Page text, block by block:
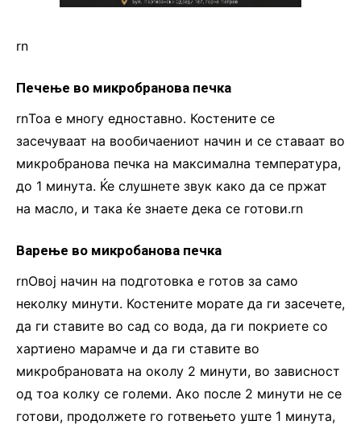
rn
Печење во микробранова печка
rnТоа е многу едноставно. Костените се
засечуваат на вообичаениот начин и се ставаат во
микробранова печка на максимална температура,
до 1 минута. Ќе слушнете звук како да се пржат
на масло, и така ќе знаете дека се готови.rn
Варење во микробанова печка
rnОвој начин на подготовка е готов за само
неколку минути. Костените морате да ги засечете,
да ги ставите во сад со вода, да ги покриете со
хартиено марамче и да ги ставите во
микробрановата на околу 2 минути, во зависност
од тоа колку се големи. Ако после 2 минути не се
готови, продолжете го готвењето уште 1 минута,